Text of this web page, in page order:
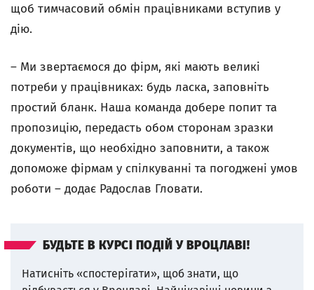
щоб тимчасовий обмін працівниками вступив у
дію.
– Ми звертаємося до фірм, які мають великі
потреби у працівниках: будь ласка, заповніть
простий бланк. Наша команда добере попит та
пропозицію, передасть обом сторонам зразки
документів, що необхідно заповнити, а також
допоможе фірмам у спілкуванні та погоджені умов
роботи – додає Радослав Гловати.
БУДЬТЕ В КУРСІ ПОДІЙ У ВРОЦЛАВІ!
Натисніть «спостерігати», щоб знати, що